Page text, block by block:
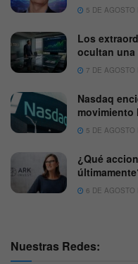
5 DE AGOSTO
Los
ocultan una
7 DE AGOSTO
Nasdaq
movimiento
5 DE AGOSTO
¿Qué
6 DE AGOSTO
Nuestras Redes: